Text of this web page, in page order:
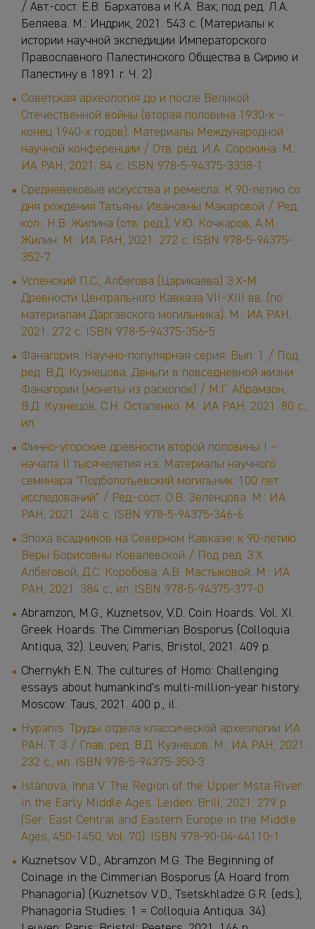
/ Авт.-сост. Е.В. Бархатова и К.А. Вах; под ред. Л.А.
Беляева. М.: Индрик, 2021. 543 с. (Материалы к
истории научной экспедиции Императорского
Православного Палестинского Общества в Сирию и
Палестину в 1891 г. Ч. 2)
Советская археология до и после Великой
Отечественной войны (вторая половина 1930-х –
конец 1940-х годов). Материалы Международной
научной конференции / Отв. ред. И.А. Сорокина. М.:
ИА РАН, 2021. 84 с. ISBN 978-5-94375-3338-1
Средневековые искусства и ремесла. К 90-летию со
дня рождения Татьяны Ивановны Макаровой / Ред.
кол.: Н.В. Жилина (отв. ред.); У.Ю. Кочкаров, А.М.
Жилин. М.: ИА РАН, 2021. 272 с. ISBN 978-5-94375-
352-7
Успенский П.С., Албегова (Царикаева) З.Х-М.
Древности Центрального Кавказа VII–XIII вв. (по
материалам Даргавского могильника). М.: ИА РАН,
2021. 272 с. ISBN 978-5-94375-356-5
Фанагория. Научно-популярная серия. Вып. 1 / Под
ред. В.Д. Кузнецова. Деньги в повседневной жизни
Фанагории (монеты из раскопок) / М.Г. Абрамзон,
В.Д. Кузнецов, С.Н. Остапенко. М.: ИА РАН, 2021. 80 с.,
ил.
Финно-угорские древности второй половины I –
начала II тысячелетия н.э. Материалы научного
семинара "Подболотьевский могильник: 100 лет
исследований" / Ред.-сост. О.В. Зеленцова. М.: ИА
РАН, 2021. 248 с. ISBN 978-5-94375-346-6
Эпоха всадников на Северном Кавказе: к 90-летию
Веры Борисовны Ковалевской / Под ред. З.Х.
Албеговой, Д.С. Коробова, А.В. Мастыковой. М.: ИА
РАН, 2021. 384 с., ил. ISBN 978-5-94375-377-0
Abramzon, M.G., Kuznetsov, V.D. Coin Hoards. Vol. XI.
Greek Hoards. The Cimmerian Bosporus (Colloquia
Antiqua, 32). Leuven; Paris; Bristol, 2021. 409 р.
Chernykh E.N. The cultures of Homo: Challenging
essays about humankind's multi-million-year history.
Moscow: Taus, 2021. 400 p., il.
Hypanis. Труды отдела классической археологии ИА
РАН. Т. 3 / Глав. ред. В.Д. Кузнецов. М.: ИА РАН, 2021.
232 с., ил. ISBN 978-5-94375-350-3
Islanova, Inna V. The Region of the Upper Msta River
in the Early Middle Ages. Leiden: Brill, 2021. 279 p.
(Ser. East Central and Eastern Europe in the Middle
Ages, 450-1450, Vol. 70). ISBN 978-90-04-44110-1
Kuznetsov V.D., Abramzon M.G. The Beginning of
Coinage in the Cimmerian Bosporus (A Hoard from
Phanagoria) (Kuznetsov V.D., Tsetskhladze G.R. (eds.),
Phanagoria Studies. 1 = Colloquia Antiqua. 34).